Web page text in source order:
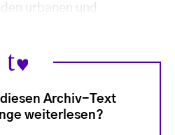
urbanen und
Archiv-Text
weiterlesen?